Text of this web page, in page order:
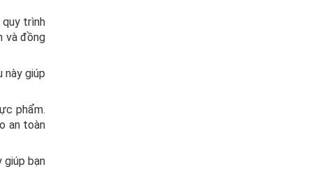
quy trình
và đồng
này giúp
phẩm.
an toàn
giúp bạn